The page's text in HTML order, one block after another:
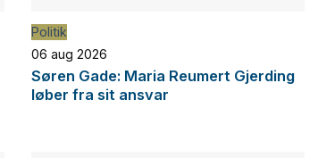
Politik
06 aug 2026
Søren Gade: Maria Reumert Gjerding
løber fra sit ansvar